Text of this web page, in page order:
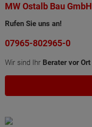
MW Ostalb Bau GmbH
Rufen Sie uns an!
07965-802965-0
Wir sind Ihr Berater vor Ort